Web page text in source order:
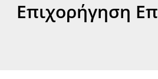
Επιχορήγηση